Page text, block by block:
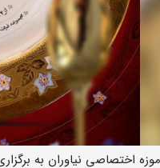
اختصاصی نیاوران به